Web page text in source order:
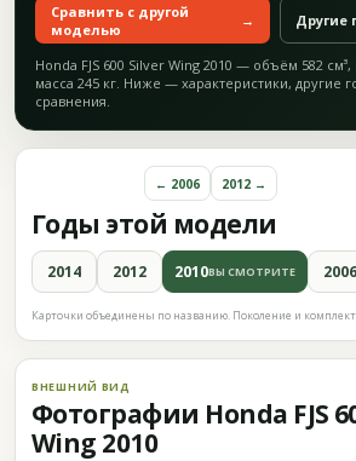
Сравнить с другой
моделью
→ Другие
Honda FJS 600 Silver Wing 2010 — объём 582
масса 245 кг. Ниже — характеристики, другие
сравнения.
Годы этой модели
← 2006 2012 →
2014 2012 2010ВЫ СМОТРИТЕ 2006
Карточки объединены по названию. Поколение и
ВНЕШНИЙ ВИД
Фотографии Honda FJS
Wing 2010